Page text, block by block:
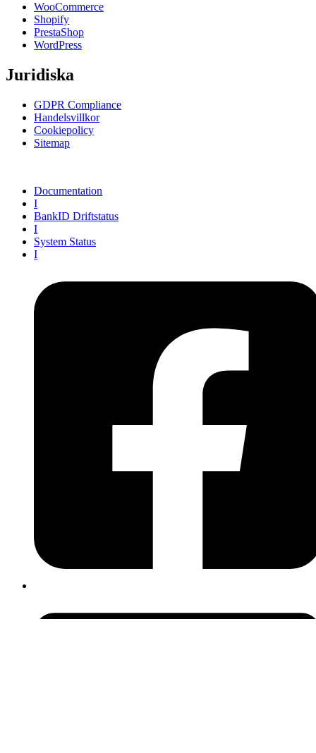
WooCommerce
Shopify
PrestaShop
WordPress
Juridiska
GDPR Compliance
Handelsvillkor
Cookiepolicy
Sitemap
Documentation
I
BankID Driftstatus
I
System Status
I